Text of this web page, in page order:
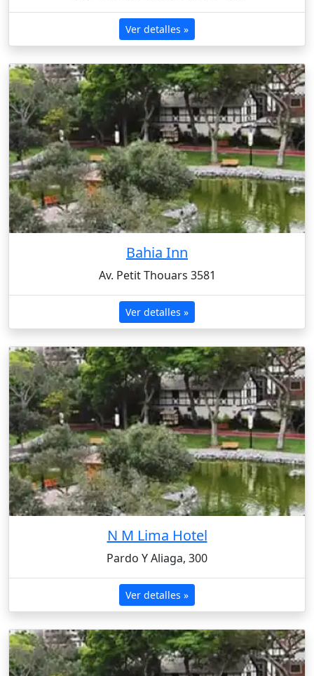
Ver detalles »
Bahia Inn
Av. Petit Thouars 3581
Ver detalles »
N M Lima Hotel
Pardo Y Aliaga, 300
Ver detalles »